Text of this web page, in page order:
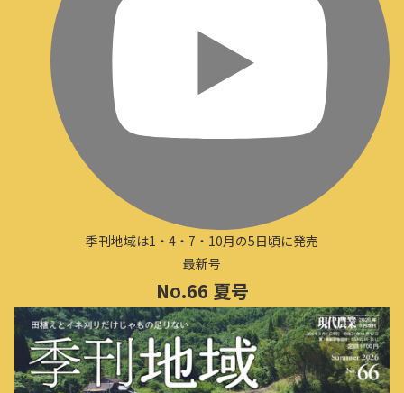
季刊地域は1・4・7・10月の5日頃に発売
最新号
No.66 夏号